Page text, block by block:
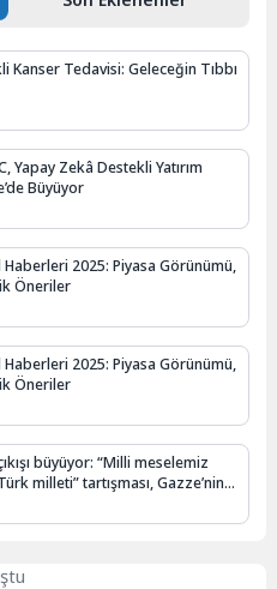
Kanser Tedavisi: Geleceğin Tıbbı
Yapay Zekâ Destekli Yatırım
Büyüyor
2025: Piyasa Görünümü,
Öneriler
2025: Piyasa Görünümü,
Öneriler
büyüyor: “Milli meselemiz
milleti” tartışması, Gazze’nin
kesişti